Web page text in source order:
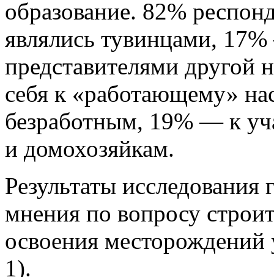
образование. 82%
являлись тувинцами,
представителями другой
себя к «работающему»
безработным, 19% — к
и домохозяйкам.
Результаты
мнения по вопросу
освоения
1).